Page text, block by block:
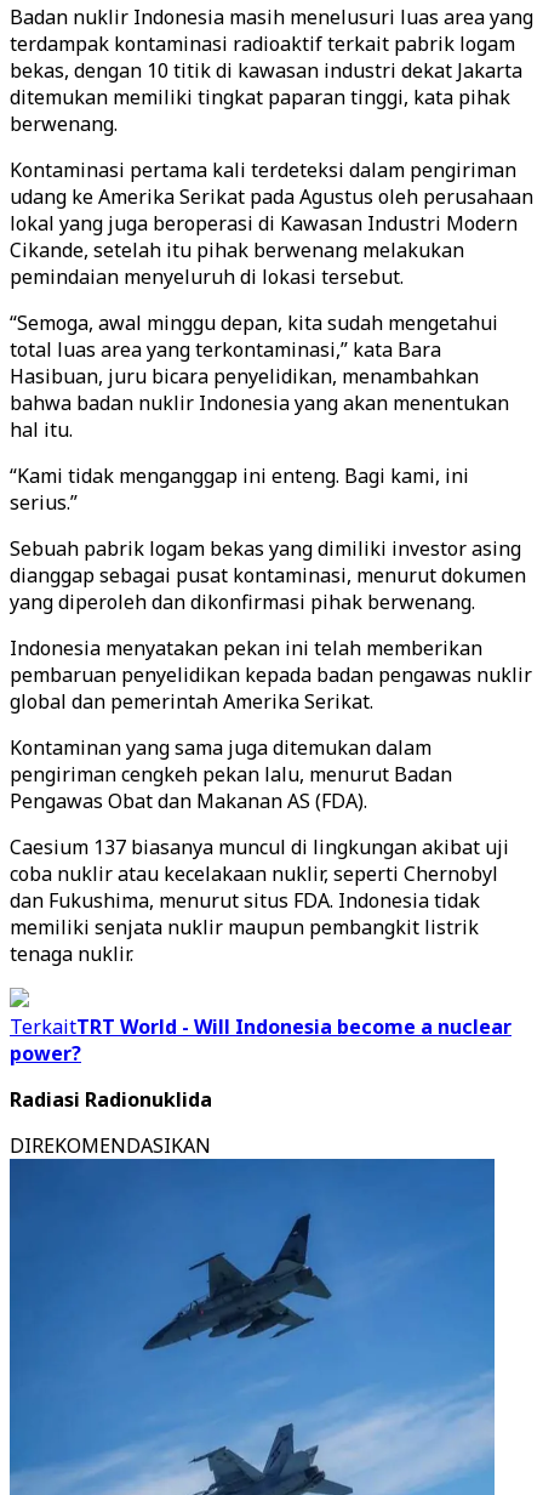
Badan nuklir Indonesia masih menelusuri luas area yang
terdampak kontaminasi radioaktif terkait pabrik logam
bekas, dengan 10 titik di kawasan industri dekat Jakarta
ditemukan memiliki tingkat paparan tinggi, kata pihak
berwenang.
Kontaminasi pertama kali terdeteksi dalam pengiriman
udang ke Amerika Serikat pada Agustus oleh perusahaan
lokal yang juga beroperasi di Kawasan Industri Modern
Cikande, setelah itu pihak berwenang melakukan
pemindaian menyeluruh di lokasi tersebut.
“Semoga, awal minggu depan, kita sudah mengetahui
total luas area yang terkontaminasi,” kata Bara
Hasibuan, juru bicara penyelidikan, menambahkan
bahwa badan nuklir Indonesia yang akan menentukan
hal itu.
“Kami tidak menganggap ini enteng. Bagi kami, ini
serius.”
Sebuah pabrik logam bekas yang dimiliki investor asing
dianggap sebagai pusat kontaminasi, menurut dokumen
yang diperoleh dan dikonfirmasi pihak berwenang.
Indonesia menyatakan pekan ini telah memberikan
pembaruan penyelidikan kepada badan pengawas nuklir
global dan pemerintah Amerika Serikat.
Kontaminan yang sama juga ditemukan dalam
pengiriman cengkeh pekan lalu, menurut Badan
Pengawas Obat dan Makanan AS (FDA).
Caesium 137 biasanya muncul di lingkungan akibat uji
coba nuklir atau kecelakaan nuklir, seperti Chernobyl
dan Fukushima, menurut situs FDA. Indonesia tidak
memiliki senjata nuklir maupun pembangkit listrik
tenaga nuklir.
TerkaitTRT World - Will Indonesia become a nuclear
power?
Radiasi Radionuklida
DIREKOMENDASIKAN